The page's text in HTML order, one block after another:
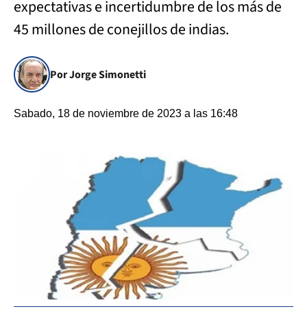
expectativas e incertidumbre de los más de
45 millones de conejillos de indias.
Por Jorge Simonetti
Sabado, 18 de noviembre de 2023 a las 16:48